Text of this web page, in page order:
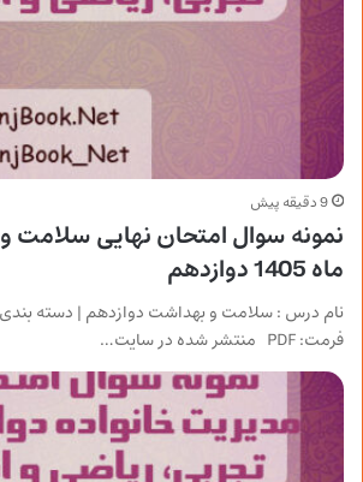
9 دقیقه پیش
نمونه سوال امتحان نهایی سلامت
ماه 1405 دوازدهم
نام درس : سلامت و بهداشت دوازدهم | دسته بندی:
فرمت: PDF منتشر شده در سایت…